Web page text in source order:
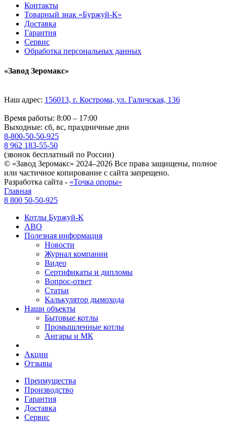
Контакты
Товарный знак «Буржуй-К»
Доставка
Гарантия
Сервис
Обработка персональных данных
«Завод Зеромакс»
Наш адрес: 156013, г. Кострома, ул. Галичская, 136
Время работы: 8:00 – 17:00
Выходные: сб, вс, праздничные дни
8-800-50-50-925
8 962 183-55-50
(звонок бесплатный по России)
© «Завод Зеромакс» 2024–2026 Все права защищены, полное
или частичное копирование с сайта запрещено.
Разработка сайта - «Точка опоры»
Главная
8 800 50-50-925
Котлы Буржуй-К
АВО
Полезная информация
Новости
Журнал компании
Видео
Сертификаты и дипломы
Вопрос-ответ
Статьи
Калькулятор дымохода
Наши объекты
Бытовые котлы
Промышленные котлы
Ангары и МК
Акции
Отзывы
Преимущества
Производство
Гарантия
Доставка
Сервис